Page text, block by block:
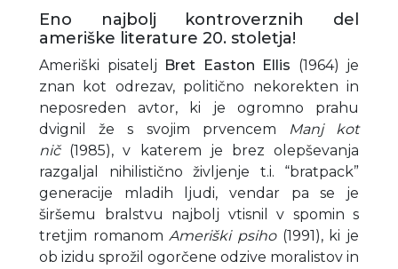
Eno najbolj kontroverznih del
ameriške literature 20. stoletja!
Ameriški pisatelj Bret Easton Ellis (1964) je
znan kot odrezav, politično nekorekten in
neposreden avtor, ki je ogromno prahu
dvignil že s svojim prvencem
Manj kot
nič (1985), v katerem je brez olepševanja
razgaljal nihilistično življenje t.i. “bratpack”
generacije mladih ljudi, vendar pa se je
širšemu bralstvu najbolj vtisnil v spomin s
tretjim romanomAmeriški psiho (1991), ki je
ob izidu sprožil ogorčene odzive moralistov in